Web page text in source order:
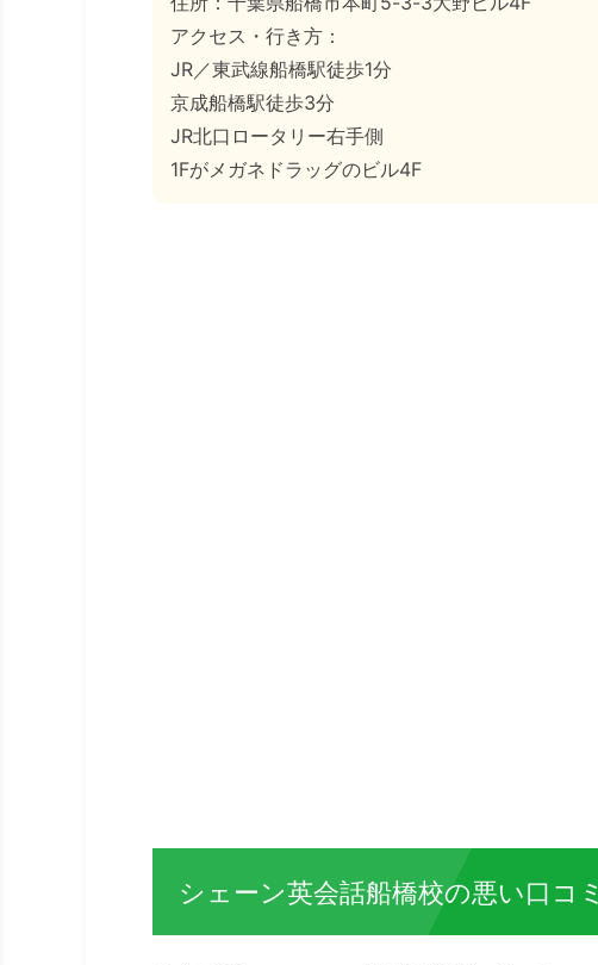
アクセス・行き方：
JR／東武線船橋駅徒歩1分
京成船橋駅徒歩3分
JR北口ロータリー右手側
1Fがメガネドラッグのビル4F
シェーン英会話船橋校の悪い口コミ